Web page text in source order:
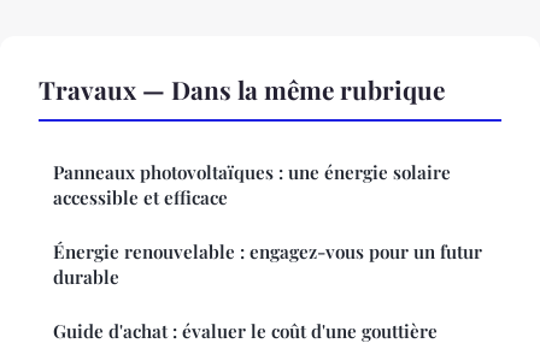
Travaux — Dans la même rubrique
Panneaux photovoltaïques : une énergie solaire
accessible et efficace
Énergie renouvelable : engagez-vous pour un futur
durable
Guide d'achat : évaluer le coût d'une gouttière